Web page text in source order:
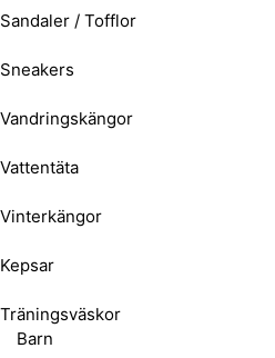
Sandaler / Tofflor
Sneakers
Vandringskängor
Vattentäta
Vinterkängor
Kepsar
Träningsväskor
Barn